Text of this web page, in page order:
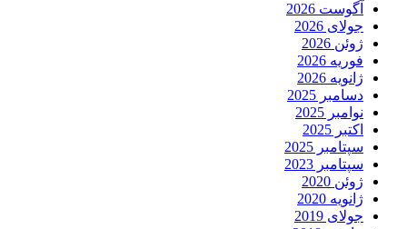
آگوست 2026
جولای 2026
ژوئن 2026
فوریه 2026
ژانویه 2026
دسامبر 2025
نوامبر 2025
اکتبر 2025
سپتامبر 2025
سپتامبر 2023
ژوئن 2020
ژانویه 2020
جولای 2019